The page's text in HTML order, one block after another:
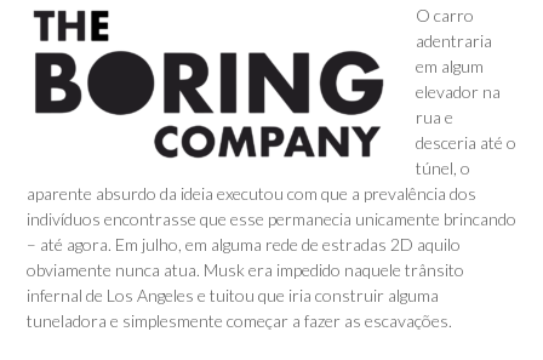
O carro
adentraria
em algum
elevador na
rua e
desceria até o
túnel, o
aparente absurdo da ideia executou com que a prevalência dos
indivíduos encontrasse que esse permanecia unicamente brincando
– até agora. Em julho, em alguma rede de estradas 2D aquilo
obviamente nunca atua. Musk era impedido naquele trânsito
infernal de Los Angeles e tuitou que iria construir alguma
tuneladora e simplesmente começar a fazer as escavações.